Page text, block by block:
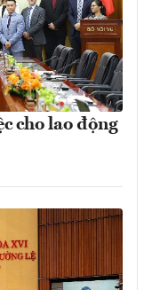
cho lao động